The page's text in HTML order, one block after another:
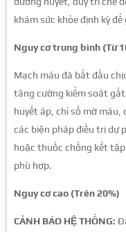
khám sức khỏe định kỳ
Nguy cơ trung bình (Từ
Mạch máu đã bắt đầu
tăng cường kiểm soát
huyết áp, chỉ số mỡ máu,
các biện pháp điều trị dự
hoặc thuốc chống kết
phù hợp.
Nguy cơ cao (Trên 20%)
CẢNH BÁO HỆ THỐNG: